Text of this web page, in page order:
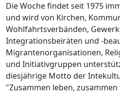
Die Woche findet seit 1975
und wird von Kirchen,
Wohlfahrtsverbänden,
Integrationsbeiräten und -
Migrantenorganisationen,
und Initiativgruppen
diesjährige Motto der
"Zusammen leben, zusammen